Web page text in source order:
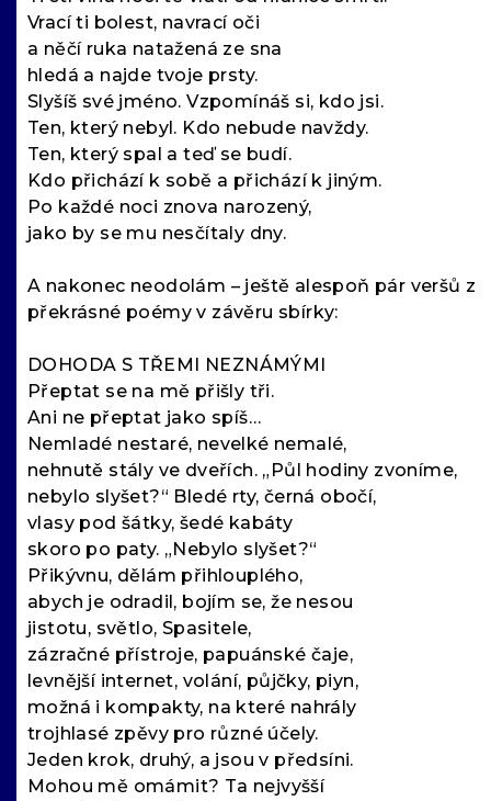
Vrací ti bolest, navrací oči
a něčí ruka natažená ze sna
hledá a najde tvoje prsty.
Slyšíš své jméno. Vzpomínáš si, kdo jsi.
Ten, který nebyl. Kdo nebude navždy.
Ten, který spal a teď se budí.
Kdo přichází k sobě a přichází k jiným.
Po každé noci znova narozený,
jako by se mu nesčítaly dny.
A nakonec neodolám – ještě alespoň pár veršů z
překrásné poémy v závěru sbírky:
DOHODA S TŘEMI NEZNÁMÝMI
Přeptat se na mě přišly tři.
Ani ne přeptat jako spíš…
Nemladé nestaré, nevelké nemalé,
nehnutě stály ve dveřích. „Půl hodiny zvoníme,
nebylo slyšet?“ Bledé rty, černá obočí,
vlasy pod šátky, šedé kabáty
skoro po paty. „Nebylo slyšet?“
Přikývnu, dělám přihlouplého,
abych je odradil, bojím se, že nesou
jistotu, světlo, Spasitele,
zázračné přístroje, papuánské čaje,
levnější internet, volání, půjčky, piyn,
možná i kompakty, na které nahrály
trojhlasé zpěvy pro různé účely.
Jeden krok, druhý, a jsou v předsíni.
Mohou mě omámit? Ta nejvyšší